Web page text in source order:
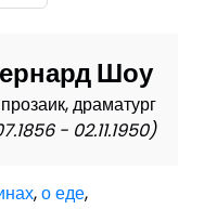
Шоу
драматург
- 02.11.1950)
,о еде,